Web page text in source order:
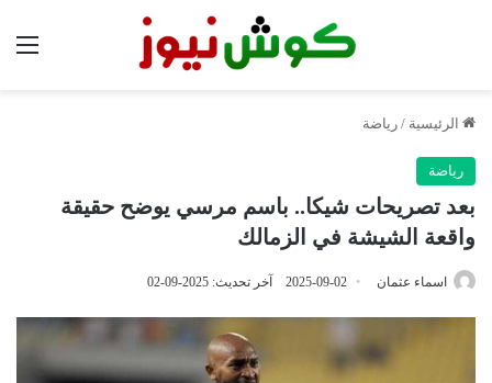
الرئيسية / رياضة
رياضة
بعد تصريحات شيكا.. باسم مرسي يوضح حقيقة
واقعة الشيشة في الزمالك
اسماء عثمان 2025-09-02 آخر تحديث: 2025-09-02